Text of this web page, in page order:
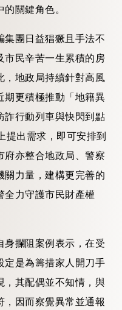
關鍵角色。
集團日益猖獗且手法不
市民辛苦一生累積的房
，地政局持續針對高風
期更積極推動「地籍異
詐行動列車與快閃到點
提出需求，即可安排到
府亦整合地政局、警察
關力量，建構更完善的
全力守護市民財產權
身攔阻案例表示，在受
定是為籌措家人開刀手
，其配偶並不知情，與
因而察覺異常並通報